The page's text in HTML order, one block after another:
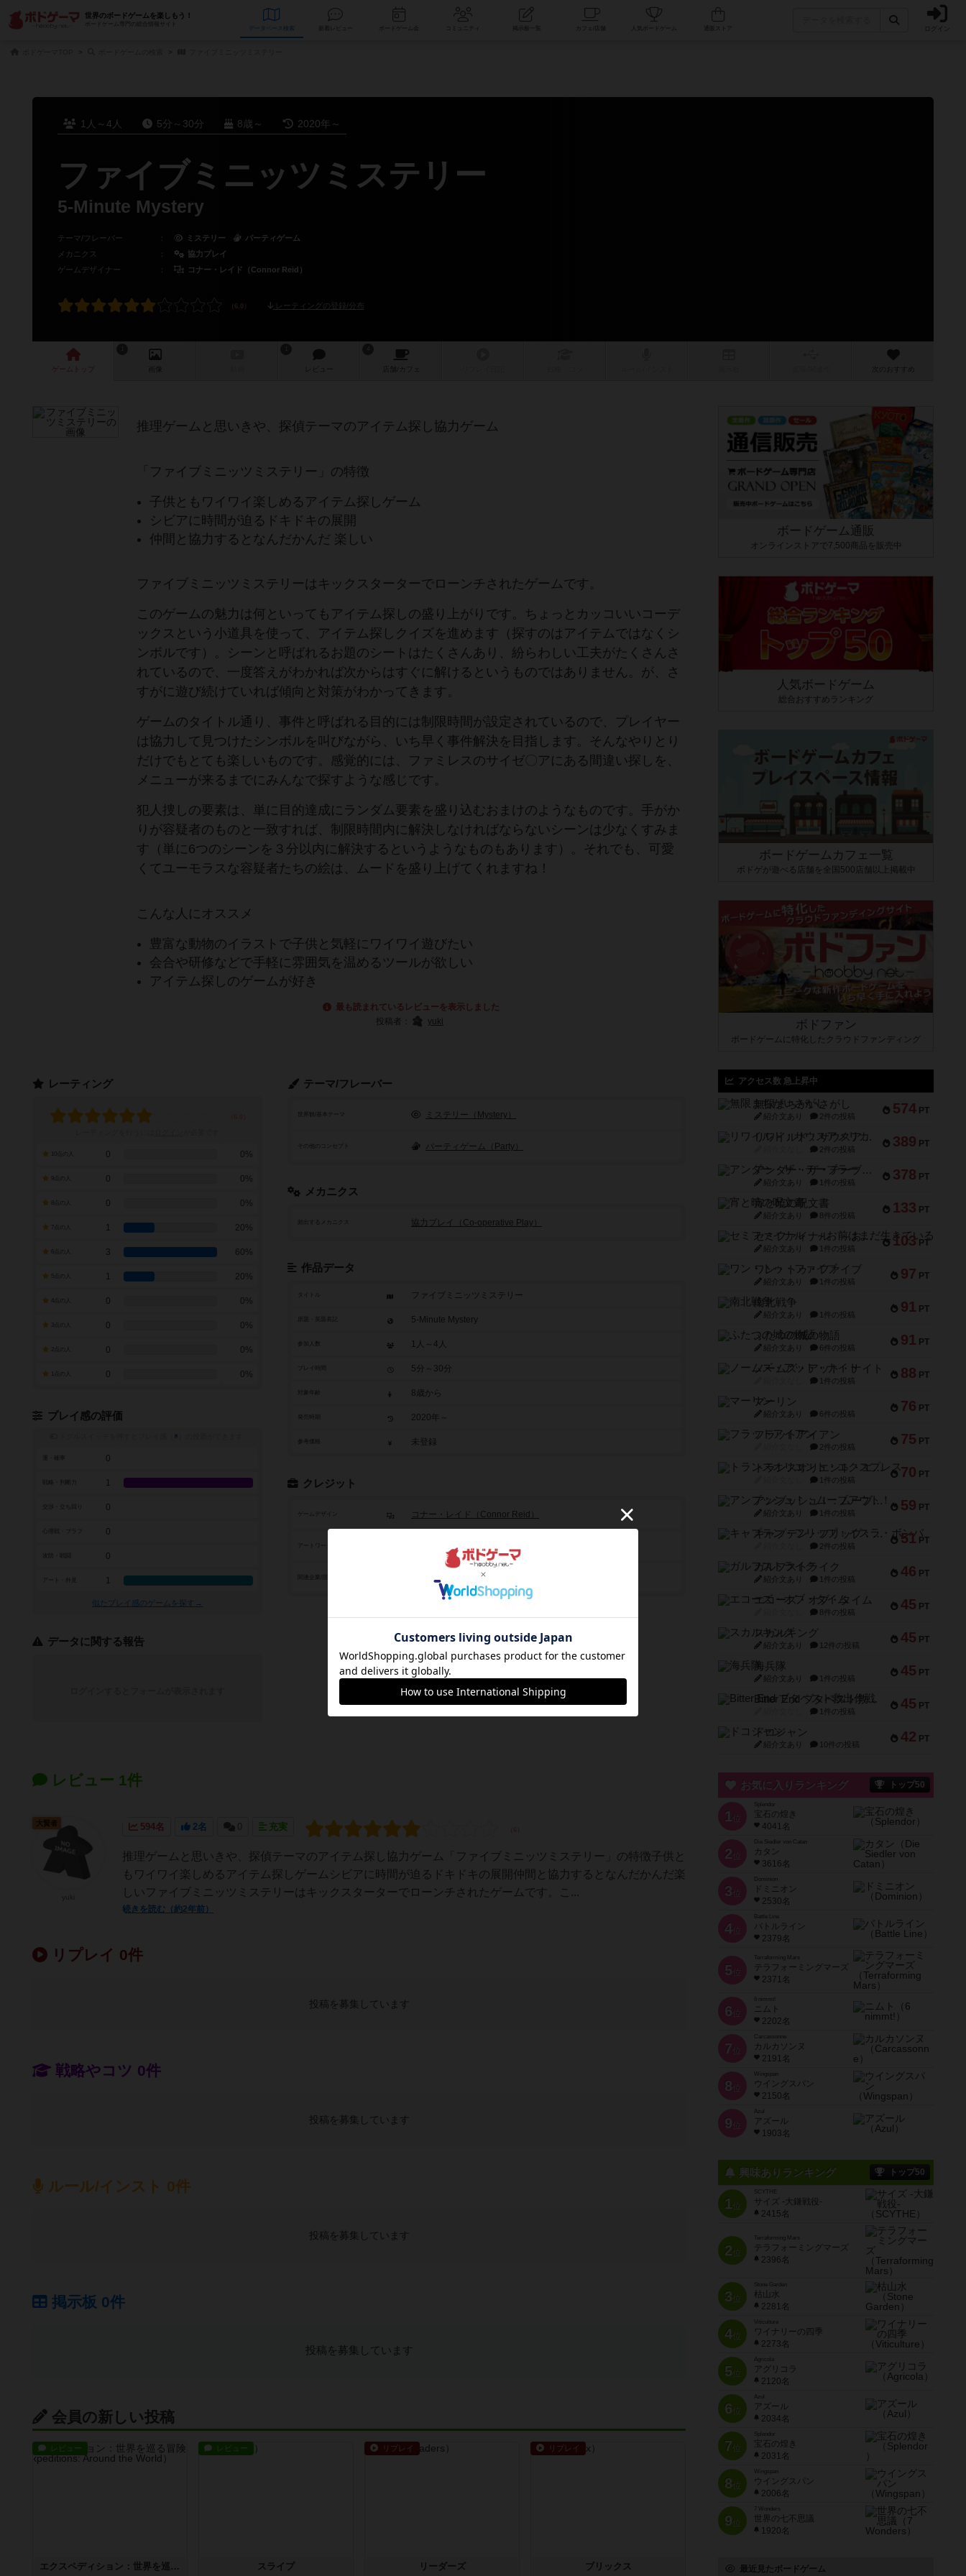
世界のボードゲームを楽しもう！
ボードゲーム専門の総合情報サイト
データベース コミュニティ 人気ボードゲーム ログイン
1人～4人 5分～30分 8歳～ 2020年～
ファイブミニッツミステリー
5-Minute Mystery
テーマ/フレーバー ： ミステリー
パーティゲーム
メカニクス
：
協力プレイ
ゲームデザイナー
： コナー・レイド（Connor Reid）
レーティングの登録/分布
ゲーム 画像 レビュー 店舗/ カフェ 次のおすすめ
推理ゲームと思いきや、探偵テーマのアイテム探し協力ゲーム
「ファイブミニッツミステリー」の特徴
子供ともワイワイ楽しめるアイテム探しゲーム
シビアに時間が迫るドキドキの展開
仲間と協力するとなんだかんだ 楽しい
ファイブミニッツミステリーはキックスターターでローンチされたゲームです。
このゲームの魅力は何といってもアイテム探しの盛り上がりです。ちょっとカッコいいコーデ
ックスという小道具を使って、アイテム探しクイズを進めます（探すのはアイテムではなくシ
ンボルです）。シーンと呼ばれるお題のシートはたくさんあり、紛らわしい工夫がたくさんさ
れているので、一度答えがわかれば次からはすぐに解けるというものではありません。が、さ
すがに遊び続けていれば傾向と対策がわかってきます。
ゲームのタイトル通り、事件と呼ばれる目的には制限時間が設定されているので、プレイヤー
は協力して見つけたシンボルを叫びながら、いち早く事件解決を目指します。そんなやりとり
だけでもとても楽しいものです。感覚的には、ファミレスのサイゼ〇アにある間違い探しを、
メニューが来るまでにみんなで探すような感じです。
犯人捜しの要素は、単に目的達成にランダム要素を盛り込むおまけのようなものです。手がか
りが容疑者のものと一致すれば、制限時間内に解決しなければならないシーンは少なくすみま
す（単に6つのシーンを３分以内に解決するというようなものもあります）。それでも、可愛
くてユーモラスな容疑者たちの絵は、ムードを盛り上げてくれますね！
こんな人にオススメ
豊富な動物のイラストで子供と気軽にワイワイ遊びたい
会合や研修などで手軽に雰囲気を温めるツールが欲しい
アイテム探しのゲームが好き
最も読まれているレビューを表示しました
投稿者：
yuki
テーマ/フレーバー
世界観/基本テーマ ミステリー（Mystery）
その他のコンセプト パーティゲーム（Party）
メカニクス
頻出するメカニクス 協力プレイ（Co-operative Play）
作品データ
タイトル ファイブミニッツミステリー
5-Minute Mystery
参加人数 1人～4人
5分～30分
8歳から
2020年～
参考価格 未登録
クレジット
ゲームデザイン コナー・レイド（Connor Reid）
キャム・ケンデル（Cam Kendell）
ウィグルス3D（Wiggles 3D）
レーティング
0 0%
0 0%
0 0%
7点の人 1 20%
3 60%
1 20%
0 0%
0 0%
0 0%
0 0%
プレイ感の評価
※
0
戦略・判断力 1
0
0
0
アート・外見 1
似たプレイ感のゲームを探す→
データに関する報告
レビュー 1件
594名 2名 0 充実
推理ゲームと思いきや、探偵テーマのアイテム探し協力ゲーム「ファイブミニッツミステリー」の特徴子供と
もワイワイ楽しめるアイテム探しゲームシビアに時間が迫るドキドキの展開仲間と協力するとなんだかんだ楽
しいファイブミニッツミステリーはキックスターターでローンチされたゲームです。こ...
続きを読む（約2年前）
大賢者
リプレイ 0件
投稿を募集しています
戦略やコツ 0件
投稿を募集しています
ルール/インスト 0件
投稿を募集しています
掲示板 0件
投稿を募集しています
会員の新しい投稿
レビュー
エクスペディション：世界を巡る冒険
レビュー
スライプ
リプレイ
リーダーズ
リプレイ
ブリックス
ボードゲーム通販
オンラインストアで7,500商品を販売中
人気ボードゲーム
総合おすすめランキング
ボードゲームカフェ一覧
ボドゲが遊べる店舗を全国500店舗以上掲載中
ボドファン
ボードゲームに特化したクラウドファンディング
アクセス数 急上昇中
574 PT
無限まちがいさがし
紹介文あり 2件の投稿
389 PT
リワイルド：サウスアメリカ
2件の投稿
378 PT
アンダー・ザ・テーブラー
紹介文あり 1件の投稿
133 PT
宵と暁の呪文書
紹介文あり 8件の投稿
103 PT
セミファイナル ～お前はまだ生きている～
紹介文あり 1件の投稿
97 PT
ワン・トゥ・ファイブ
紹介文あり 1件の投稿
91 PT
南北戦争
紹介文あり 1件の投稿
91 PT
ふたつの城の物語
紹介文あり 6件の投稿
88 PT
ノームズ・アット・ナイト
1件の投稿
76 PT
マーリン
紹介文あり 6件の投稿
75 PT
フラットアイアン
2件の投稿
70 PT
トランスオリエント・エクスプレス
1件の投稿
59 PT
アンブッシュ！：ムーブアウト！
紹介文あり 1件の投稿
51 PT
キャプテン・フリップ：イスラ・ボンバ
2件の投稿
46 PT
ガルフストライク
紹介文あり 1件の投稿
45 PT
エコーズ・オブ・タイム
8件の投稿
45 PT
スカルキング
紹介文あり 12件の投稿
45 PT
海兵隊
紹介文あり 1件の投稿
45 PT
Bitter End ブタペスト救出作戦
1件の投稿
42 PT
ドコジャン
紹介文あり 10件の投稿
お気に入りランキング トップ50
1 位
宝石の煌き
4041名
2 位
Die Siedler von Catan
カタン
3616名
3 位
ドミニオン
2530名
4位
Battle Line
バトルライン
2379名
5 位
Terraforming Mars
テラフォーミングマーズ
2371名
6 位
ニムト
2202名
7 位
Carcassonne
カルカソンヌ
2191名
8 位
Wingspan
ウイングスパン
2150名
9 位
Azul
アズール
1903名
興味ありランキング トップ50
1位
SCYTHE
サイズ -大鎌戦役-
2415名
2位
Terraforming Mars
テラフォーミングマーズ
2396名
3位
Stone Garden
枯山水
2281名
4位
Viticulture
ワイナリーの四季
2273名
5位
Agricola
アグリコラ
2120名
6位
Azul
アズール
2034名
7位
宝石の煌き
2031名
8位
Wingspan
ウイングスパン
2006名
9位
7 Wonders
世界の七不思議
1920名
最近見たボードゲーム